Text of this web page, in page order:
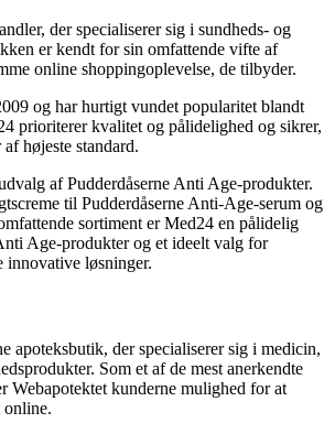
der specialiserer sig i sundheds- og
er kendt for sin omfattende vifte af
online shoppingoplevelse, de tilbyder.
og har hurtigt vundet popularitet blandt
prioriterer kvalitet og pålidelighed og sikrer,
højeste standard.
af Pudderdåserne Anti Age-produkter.
til Pudderdåserne Anti-Age-serum og
sortiment er Med24 en pålidelig
Age-produkter og et ideelt valg for
innovative løsninger.
apoteksbutik, der specialiserer sig i medicin,
Som et af de mest anerkendte
Webapotektet kunderne mulighed for at
online.